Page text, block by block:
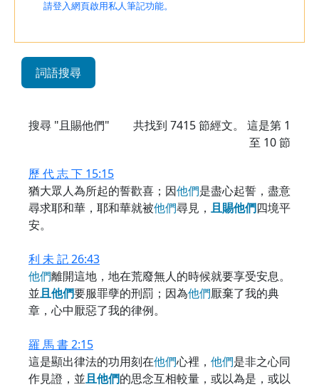
請登入網頁啟用私人筆記功能。
詞語搜尋
搜尋 "且賜他們" 共找到 7415節經文。 這是第 1
至 10 節
歷 代 志 下 15:15
猶大眾人為所起的誓歡喜；因他們是盡心起誓，盡意
尋求耶和華，耶和華就被他們尋見， 且賜他們四境平
安。
利 未 記 26:43
他們離開這地，地在荒廢無人的時候就要享受安息。
並且他們要服罪孽的刑罰；因為他們厭棄了我的典
章，心中厭惡了我的律例。
羅 馬 書 2:15
這是顯出律法的功用刻在他們心裡， 他們是非之心同
作見證，並且他們的思念互相較量，或以為是，或以